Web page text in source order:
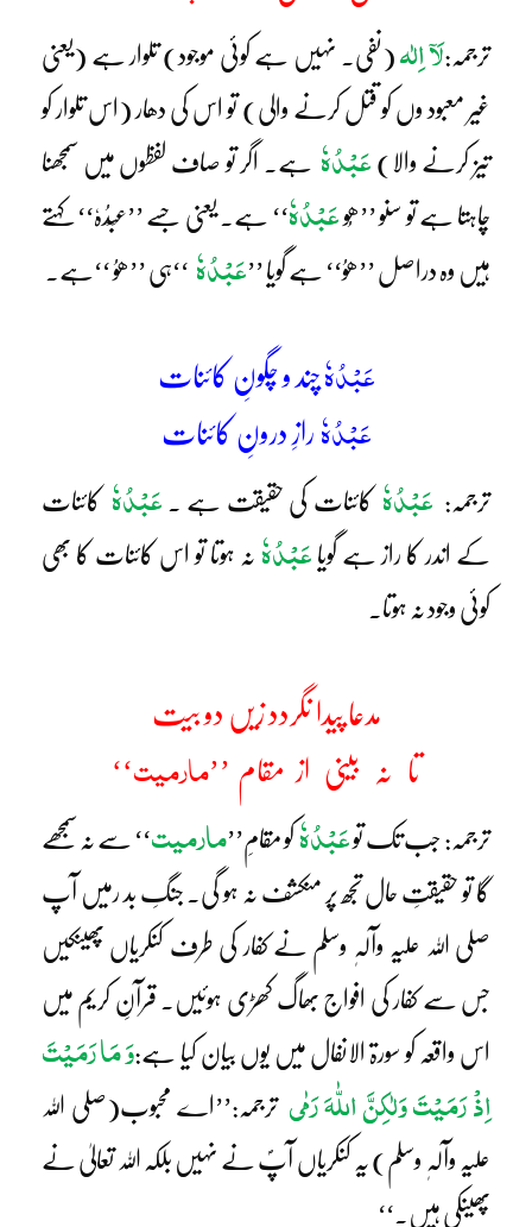
ترجمہ:لَآ اِلٰہ (نفی۔ نہیں ہے کوئی موجود) تلوار ہے (یعنی
غیر معبود وں کو قتل کرنے والی) تو اس کی دھار (اس تلوار کو
تیز کرنے والا) عَبْدُہٗ ہے۔ اگر تو صاف لفظوں میں سمجھنا
چاہتا ہے تو سنو ’’ھُو عَبْدُہٗ‘‘ ہے۔ یعنی جسے ’’عَبْدُہٗ‘‘ کہتے
ہیں وہ دراصل ’’ھوُ‘‘ ہے گویا ’’عَبْدُہٗ ‘‘ہی ’’ھوُ ‘‘ہے۔
عَبْدُہٗچند و چگونِ کائنات
عَبْدُہٗ رازِ درونِ کائنات
ترجمہ: عَبْدُہٗ کائنات کی حقیقت ہے ۔ عَبْدُہٗ کائنات
کے اندر کا راز ہے گویا عَبْدُہٗ نہ ہوتا تو اس کائنات کا بھی
کوئی وجود نہ ہوتا۔
مدعا پیدا نگردد زیں دو بیت
تا نہ بینی از مقام ’’مارمیت‘‘
ترجمہ: جب تک تو عَبْدُہٗکو مقامِ’’مارمیت‘‘ سے نہ سمجھے
گا تو حقیقتِ حال تجھ پر منکشف نہ ہو گی۔ جنگِ بد رمیں آپ
صلی اللہ علیہ وآلہٖ وسلم نے کفار کی طرف کنکریاں پھینکیں
جس سے کفار کی افواج بھاگ کھڑی ہوئیں۔ قرآنِ کریم میں
اس واقعہ کو سورۃ الانفال میں یوں بیان کیا ہے:وَ مَا رَمَیْتَ
اِذْ رَمَیْتَ وَلٰکِنَّ اللّٰہَ رَمٰی ترجمہ:’’اے محبوب(صلی اللہ
علیہ وآلہٖ وسلم) یہ کنکریاں آپؐ نے نہیں بلکہ اللہ تعالیٰ نے
پھینکی ہیں۔‘‘